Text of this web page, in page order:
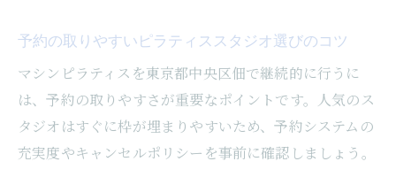
予約の取りやすいピラティススタジオ選びのコツ
マシンピラティスを東京都中央区佃で継続的に行うに
は、予約の取りやすさが重要なポイントです。人気のス
タジオはすぐに枠が埋まりやすいため、予約システムの
充実度やキャンセルポリシーを事前に確認しましょう。